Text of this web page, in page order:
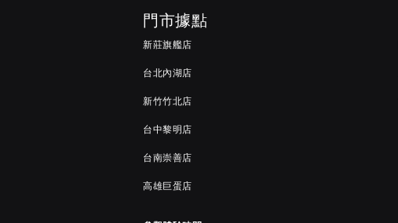
門市據點
新莊旗艦店
台北內湖店
新竹竹北店
台中黎明店
台南崇善店
高雄巨蛋店